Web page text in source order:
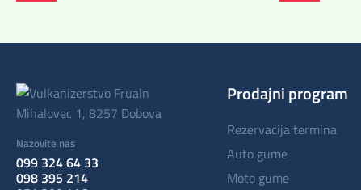
Mihalovec 1, 8257 Dobova
Nazovite nas
099 324 64 33
098 395 214
Prodajni program
rezervacija termina
auto gume
moto gume